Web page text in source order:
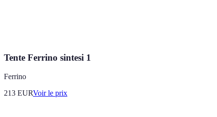
Tente Ferrino sintesi 1
Ferrino
213 EURVoir le prix